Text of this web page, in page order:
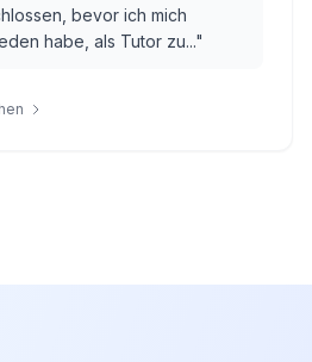
bevor ich mich
habe, als Tutor zu..."